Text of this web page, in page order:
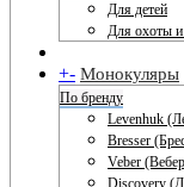
Для детей
Для охоты и
+- Монокуляры
По бренду
Levenhuk
Bresser
Veber
Discovery